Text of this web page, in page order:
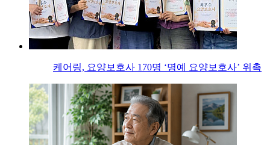
케어링, 요양보호사 170명 ‘명예 요양보호사’ 위촉